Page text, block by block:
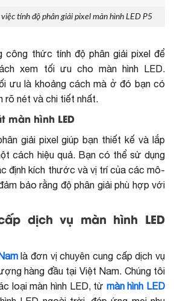
tính độ phân giải pixel màn hình LED P5
công thức tính độ phân giải pixel để
xem tối ưu cho màn hình LED.
ưu là khoảng cách mà ở đó bạn có
rõ nét và chi tiết nhất.
màn hình LED
giải pixel giúp bạn thiết kế và lắp
cách hiệu quả. Bạn có thể sử dụng
định kích thước và vị trí của các mô-
bảo rằng độ phân giải phù hợp với
dịch vụ màn hình LED
là đơn vị chuyên cung cấp dịch vụ
hàng đầu tại Việt Nam. Chúng tôi
loại màn hình LED, từ màn hình LED